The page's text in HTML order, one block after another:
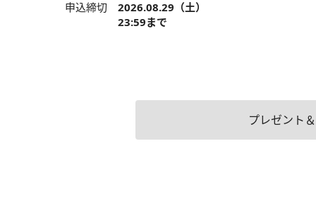
申込締切 2026.08.29（土）
23:59まで
プレゼント